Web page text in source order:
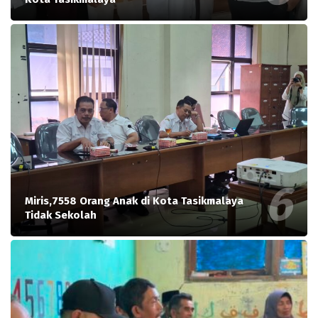
Miris,7558 Orang Anak di Kota Tasikmalaya
Tidak Sekolah